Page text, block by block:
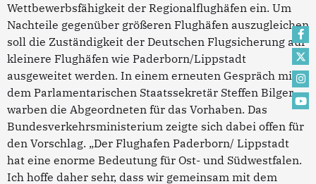
Wettbewerbsfähigkeit der Regionalflughäfen ein. Um
Nachteile gegenüber größeren Flughäfen auszugleichen
soll die Zuständigkeit der Deutschen Flugsicherung auf
kleinere Flughäfen wie Paderborn/Lippstadt
ausgeweitet werden. In einem erneuten Gespräch mit
dem Parlamentarischen Staatssekretär Steffen Bilger
warben die Abgeordneten für das Vorhaben. Das
Bundesverkehrsministerium zeigte sich dabei offen für
den Vorschlag. „Der Flughafen Paderborn/ Lippstadt
hat eine enorme Bedeutung für Ost- und Südwestfalen.
Ich hoffe daher sehr, dass wir gemeinsam mit dem